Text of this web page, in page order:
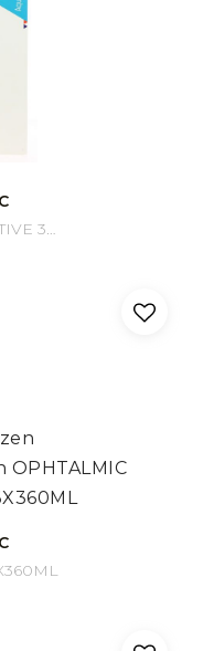
JAZZ AQUA SENSITIVE 3x350ML